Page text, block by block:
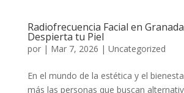
Radiofrecuencia Facial en
Despierta tu Piel
por | Mar 7, 2026 | Uncategorized
En el mundo de la estética y el
más las personas que buscan